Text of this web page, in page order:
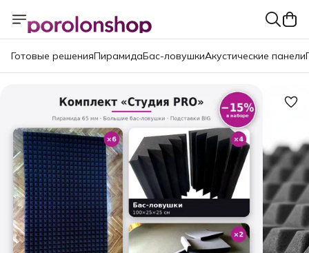
Готовые решенияПирамидаБас-ловушкиАкустические панели